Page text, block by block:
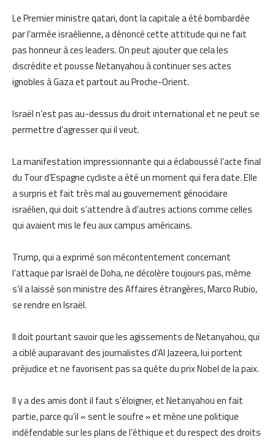
Le Premier ministre qatari, dont la capitale a été bombardée
par l’armée israélienne, a dénoncé cette attitude qui ne fait
pas honneur à ces leaders. On peut ajouter que cela les
discrédite et pousse Netanyahou à continuer ses actes
ignobles à Gaza et partout au Proche-Orient.
Israël n’est pas au-dessus du droit international et ne peut se
permettre d’agresser qui il veut.
La manifestation impressionnante qui a éclaboussé l’acte final
du Tour d’Espagne cycliste a été un moment qui fera date. Elle
a surpris et fait très mal au gouvernement génocidaire
israélien, qui doit s’attendre à d’autres actions comme celles
qui avaient mis le feu aux campus américains.
Trump, qui a exprimé son mécontentement concernant
l’attaque par Israël de Doha, ne décolère toujours pas, même
s’il a laissé son ministre des Affaires étrangères, Marco Rubio,
se rendre en Israël.
Il doit pourtant savoir que les agissements de Netanyahou, qui
a ciblé auparavant des journalistes d’Al Jazeera, lui portent
préjudice et ne favorisent pas sa quête du prix Nobel de la paix.
Il y a des amis dont il faut s’éloigner, et Netanyahou en fait
partie, parce qu’il « sent le soufre » et mène une politique
indéfendable sur les plans de l’éthique et du respect des droits